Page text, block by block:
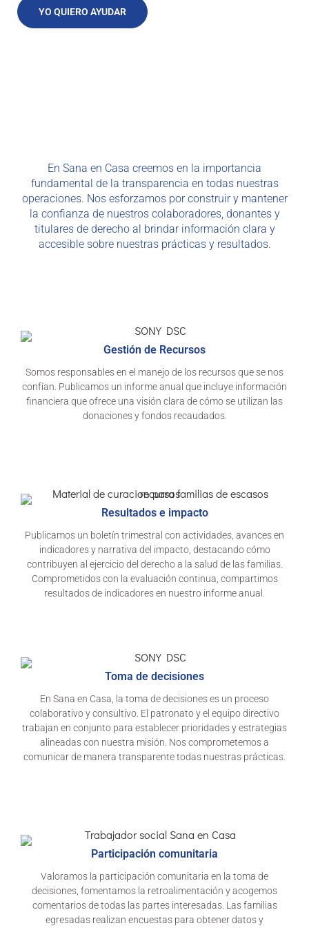
YO QUIERO AYUDAR
En Sana en Casa creemos en la importancia
fundamental de la transparencia en todas nuestras
operaciones. Nos esforzamos por construir y mantener
la confianza de nuestros colaboradores, donantes y
titulares de derecho al brindar información clara y
accesible sobre nuestras prácticas y resultados.
Gestión de Recursos
Somos responsables en el manejo de los recursos que se nos
confían. Publicamos un informe anual que incluye información
financiera que ofrece una visión clara de cómo se utilizan las
donaciones y fondos recaudados.
Resultados e impacto
Publicamos un boletín trimestral con actividades, avances en
indicadores y narrativa del impacto, destacando cómo
contribuyen al ejercicio del derecho a la salud de las familias.
Comprometidos con la evaluación continua, compartimos
resultados de indicadores en nuestro informe anual.
Toma de decisiones
En Sana en Casa, la toma de decisiones es un proceso
colaborativo y consultivo. El patronato y el equipo directivo
trabajan en conjunto para establecer prioridades y estrategias
alineadas con nuestra misión. Nos comprometemos a
comunicar de manera transparente todas nuestras prácticas.
Participación comunitaria
Valoramos la participación comunitaria en la toma de
decisiones, fomentamos la retroalimentación y acogemos
comentarios de todas las partes interesadas. Las familias
egresadas realizan encuestas para obtener datos y